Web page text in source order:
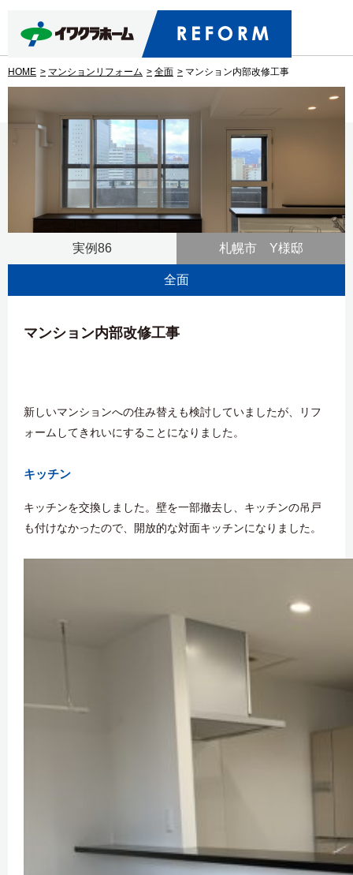
HOME マンションリフォーム 全面 マンション内部改修工事
実例86 札幌市 Y様邸
全面
マンション内部改修工事
新しいマンションへの住み替えも検討していましたが、リフ
ォームしてきれいにすることになりました。
キッチン
キッチンを交換しました。壁を一部撤去し、キッチンの吊戸
も付けなかったので、開放的な対面キッチンになりました。